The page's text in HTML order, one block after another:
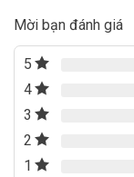
Mời bạn đánh giá
5
4
3
2
1